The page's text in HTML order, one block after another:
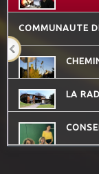
COMMUNAUTE
LA